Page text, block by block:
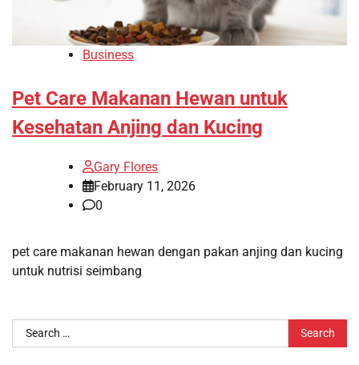
Business
Pet Care Makanan Hewan untuk
Kesehatan Anjing dan Kucing
Gary Flores
February 11, 2026
0
pet care makanan hewan dengan pakan anjing dan kucing
untuk nutrisi seimbang
Search
for: